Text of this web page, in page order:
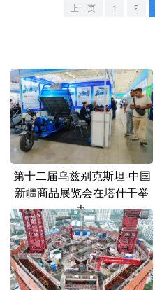
山东 河南
广东 广西
四川 贵州
陕西 甘肃
新疆 内蒙古
多语种频道
English Español
上一页 1 2
第十二届乌兹别克斯坦-中国
新疆商品展览会在塔什干举
办